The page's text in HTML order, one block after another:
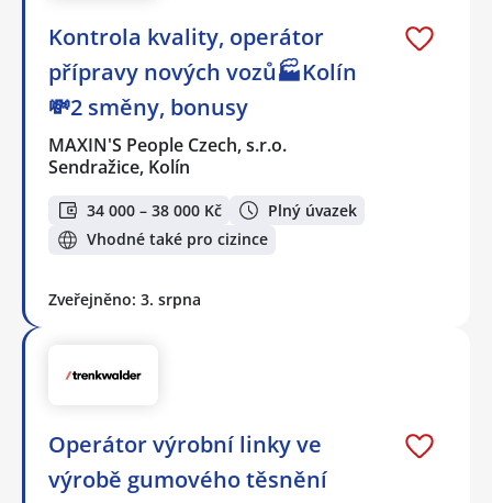
Kontrola kvality, operátor
přípravy nových vozů🏭Kolín
💸2 směny, bonusy
MAXIN'S People Czech, s.r.o.
Sendražice, Kolín
34 000 – 38 000 Kč
Plný úvazek
Vhodné také pro cizince
Zveřejněno: 3. srpna
Operátor výrobní linky ve
výrobě gumového těsnění